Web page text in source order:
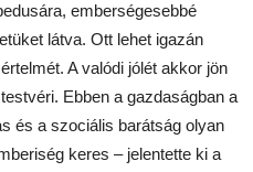
emberségesebbé
látva. Ott lehet igazán
A valódi jólét akkor jön
Ebben a gazdaságban a
és a szociális barátság olyan
keres – jelentette ki a